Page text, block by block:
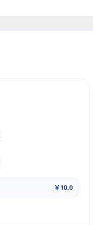
￥10.0